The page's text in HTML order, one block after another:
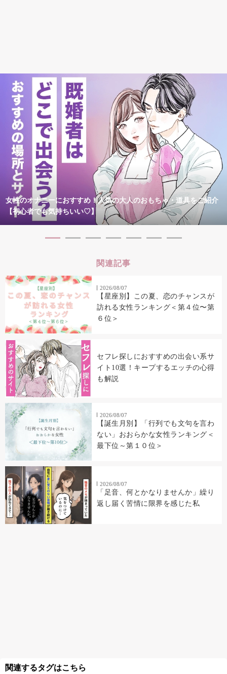
女性のオナニーにおすすめ！人気の大人のおもちゃ・道具をご紹介
【初心者でも気持ちいい♡】
関連記事
2026/08/07
【星座別】この夏、恋のチャンスが
訪れる女性ランキング＜第４位〜第
６位＞
セフレ探しにおすすめの出会い系サ
イト10選！キープするエッチの心得
も解説
2026/08/07
【誕生月別】「行列でも文句を言わ
ない」おおらかな女性ランキング＜
最下位～第１０位＞
2026/08/07
「足音、何とかなりませんか」繰り
返し届く苦情に限界を感じた私
関連するタグはこちら